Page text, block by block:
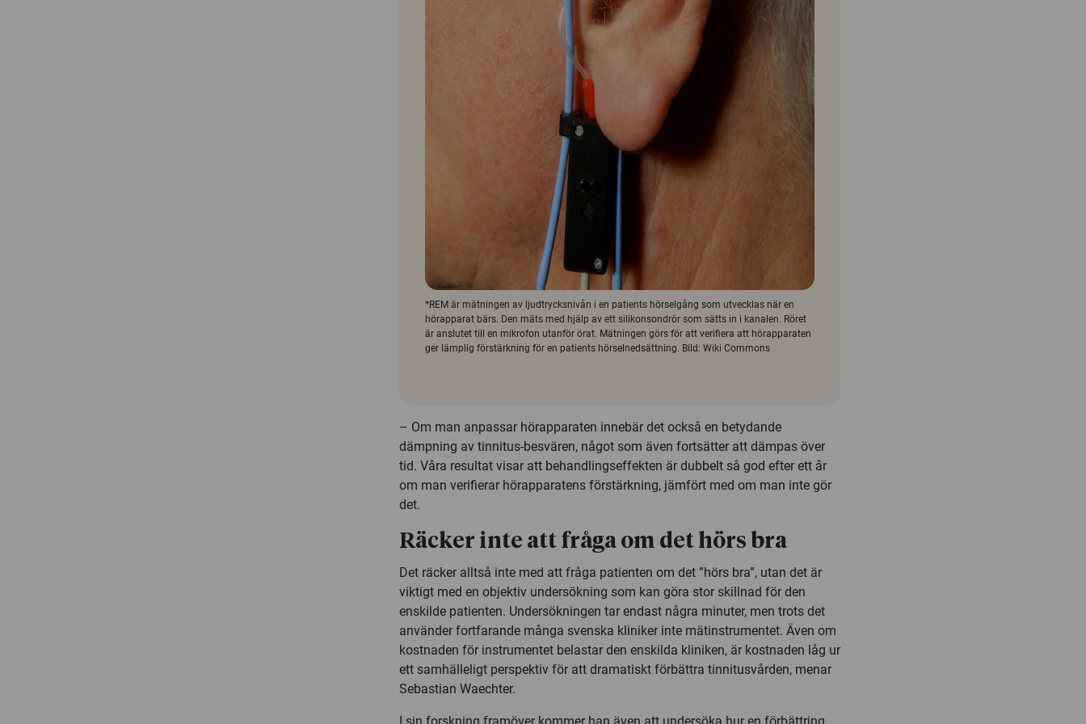
*REM är mätningen av ljudtrycksnivån i en patients hörselgång som utvecklas när en
hörapparat bärs. Den mäts med hjälp av ett silikonsondrör som sätts in i kanalen. Röret
är anslutet till en mikrofon utanför örat. Mätningen görs för att verifiera att hörapparaten
ger lämplig förstärkning för en patients hörselnedsättning. Bild: Wiki Commons
– Om man anpassar hörapparaten innebär det också en betydande
dämpning av tinnitus-besvären, något som även fortsätter att dämpas över
tid. Våra resultat visar att behandlingseffekten är dubbelt så god efter ett år
om man verifierar hörapparatens förstärkning, jämfört med om man inte gör
det.
Räcker inte att fråga om det hörs bra
Det räcker alltså inte med att fråga patienten om det ”hörs bra”, utan det är
viktigt med en objektiv undersökning som kan göra stor skillnad för den
enskilde patienten. Undersökningen tar endast några minuter, men trots det
använder fortfarande många svenska kliniker inte mätinstrumentet. Även om
kostnaden för instrumentet belastar den enskilda kliniken, är kostnaden låg ur
ett samhälleligt perspektiv för att dramatiskt förbättra tinnitusvården, menar
Sebastian Waechter.